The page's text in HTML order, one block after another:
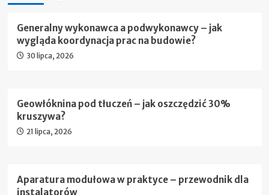
Generalny wykonawca a podwykonawcy – jak
wygląda koordynacja prac na budowie?
30 lipca, 2026
Geowłóknina pod tłuczeń – jak oszczędzić 30%
kruszywa?
21 lipca, 2026
Aparatura modułowa w praktyce – przewodnik dla
instalatorów